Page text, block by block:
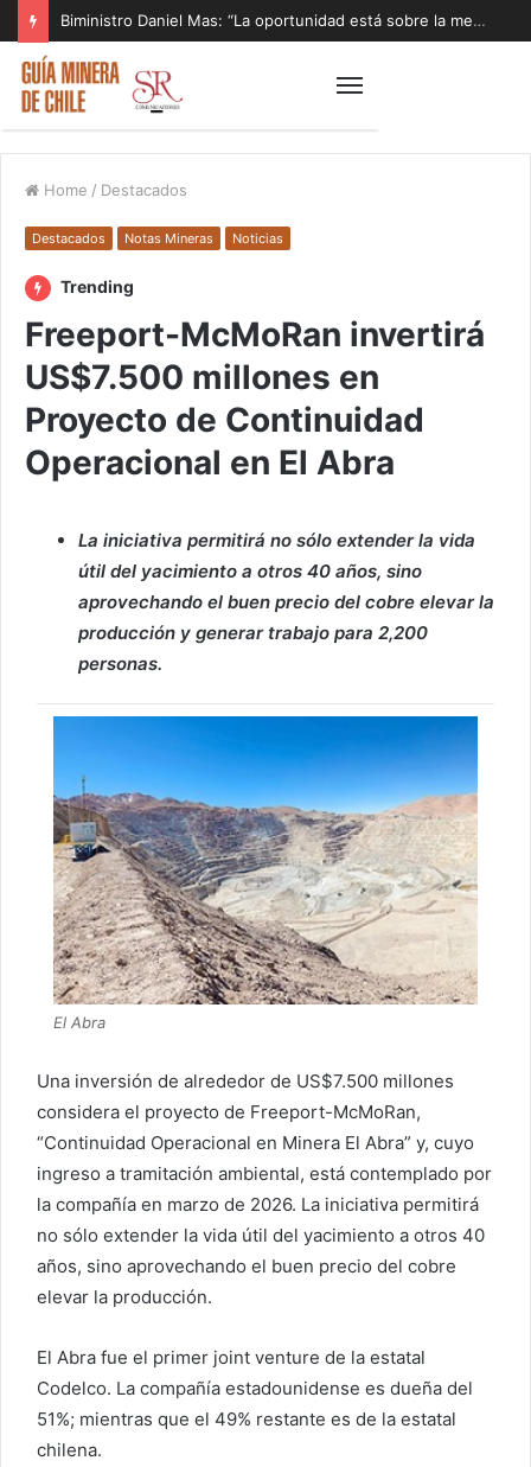
Biministro Daniel Mas: “La oportunidad está sobre la mesa y tenemos que aprovecharla”
Home / Destacados
Destacados Notas Mineras Noticias
Trending
Freeport-McMoRan invertirá
US$7.500 millones en
Proyecto de Continuidad
Operacional en El Abra
La iniciativa permitirá no sólo extender la vida
útil del yacimiento a otros 40 años, sino
aprovechando el buen precio del cobre elevar la
producción y generar trabajo para 2,200
personas.
El Abra
Una inversión de alrededor de US$7.500 millones
considera el proyecto de Freeport-McMoRan,
“Continuidad Operacional en Minera El Abra” y, cuyo
ingreso a tramitación ambiental, está contemplado por
la compañía en marzo de 2026. La iniciativa permitirá
no sólo extender la vida útil del yacimiento a otros 40
años, sino aprovechando el buen precio del cobre
elevar la producción.
El Abra fue el primer joint venture de la estatal
Codelco. La compañía estadounidense es dueña del
51%; mientras que el 49% restante es de la estatal
chilena.